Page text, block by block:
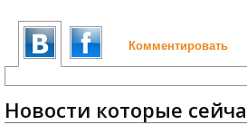
Комментировать
Новости которые